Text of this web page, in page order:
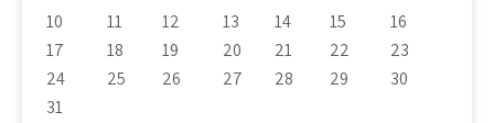
10
11 12 13 14 15
16
17
18 19 20 21 22
23
24
25 26 27 28 29
30
31